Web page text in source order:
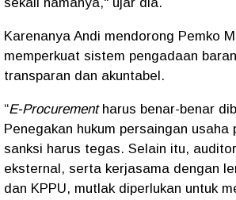
Karenanya Andi mendorong Pemko
memperkuat sistem pengadaan
transparan dan akuntabel.
“E-Procurementharus benar-benar
Penegakan hukum persaingan usaha
sanksi harus tegas. Selain itu,
eksternal, serta kerjasama dengan
dan KPPU, mutlak diperlukan untuk